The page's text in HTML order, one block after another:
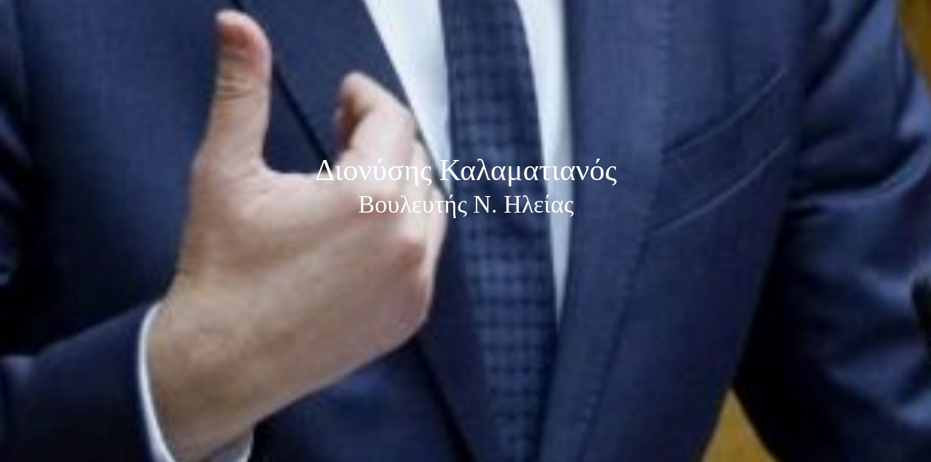
Διονύσης Καλαματιανός
Βουλευτής Ν. Ηλείας